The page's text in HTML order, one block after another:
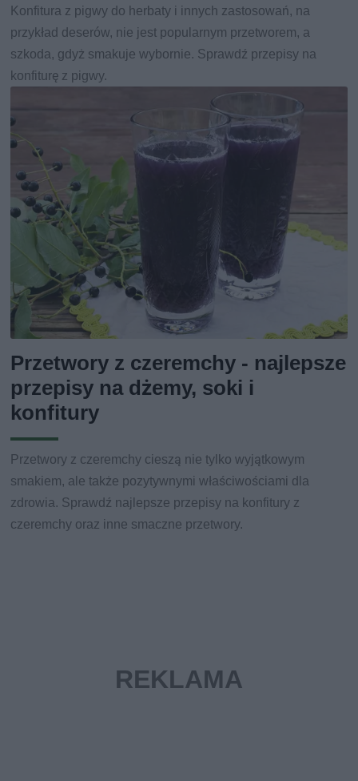
Konfitura z pigwy do herbaty i innych zastosowań, na
przykład deserów, nie jest popularnym przetworem, a
szkoda, gdyż smakuje wybornie. Sprawdź przepisy na
konfiturę z pigwy.
Przetwory z czeremchy - najlepsze
przepisy na dżemy, soki i
konfitury
Przetwory z czeremchy cieszą nie tylko wyjątkowym
smakiem, ale także pozytywnymi właściwościami dla
zdrowia. Sprawdź najlepsze przepisy na konfitury z
czeremchy oraz inne smaczne przetwory.